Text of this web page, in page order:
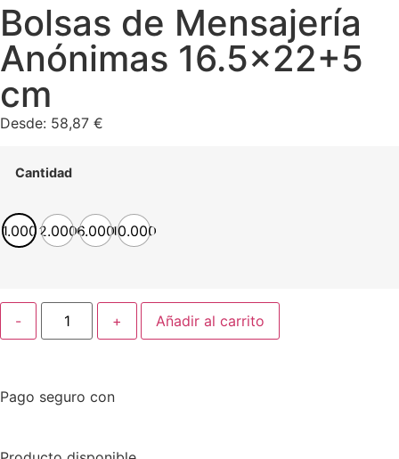
Bolsas de Mensajería
Anónimas 16.5×22+5
cm
Desde: 58,87 €
Cantidad
1.0002.0006.00010.000
- + Añadir al carrito
Pago seguro con